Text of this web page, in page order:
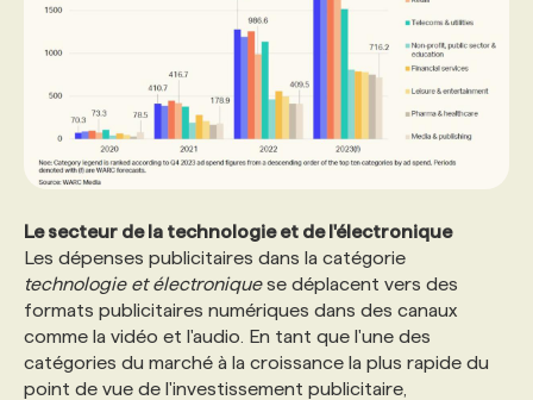
Le secteur de la technologie et de l'électronique
Les dépenses publicitaires dans la catégorie
technologie et électroniquese déplacent vers des
formats publicitaires numériques dans des canaux
comme la vidéo et l'audio. En tant que l'une des
catégories du marché à la croissance la plus rapide du
point de vue de l'investissement publicitaire,